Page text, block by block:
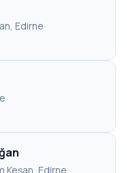
Edirne·
·
·Keşan, Edirne·